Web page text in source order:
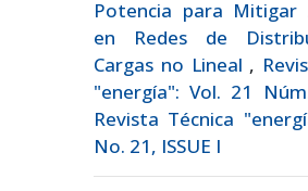
Potencia para Mitigar
en Redes de
Cargas no Lineal ,
"energía": Vol. 21
Revista Técnica
No. 21, ISSUE I